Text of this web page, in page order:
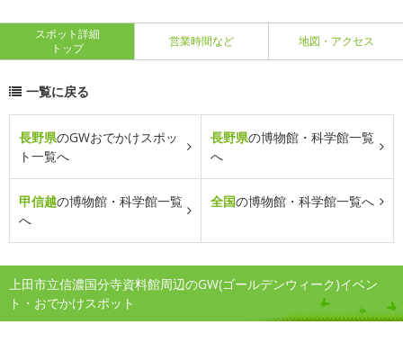
スポット詳細
トップ
営業時間など 地図・アクセス
一覧に戻る
長野県のGWおでかけスポッ
ト一覧へ
長野県の博物館・科学館一覧
へ
甲信越の博物館・科学館一覧
へ
全国の博物館・科学館一覧へ
上田市立信濃国分寺資料館周辺のGW(ゴールデンウィーク)イベン
ト・おでかけスポット